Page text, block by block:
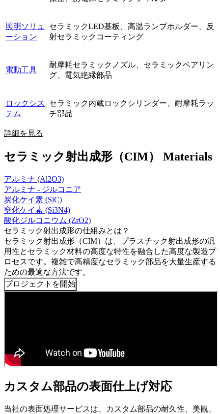
照明ソリュ
ーション
セラミックLED基板、高温ランプホルダー、反
射セラミックコーティング
電動工具
耐摩耗セラミックノズル、セラミックベアリン
グ、電気絶縁部品
ロックシス
テム
セラミック内蔵ロックシリンダー、耐摩耗ラッ
チ部品
詳細を見る
セラミック射出成形（CIM） Materials
アルミナ (Al2O3)
アルミナ - ジルコニア
炭化ケイ素 (SiC)
窒化ケイ素 (Si3N4)
酸化ジルコニウム (ZrO2)
セラミック射出成形の仕組みとは？
セラミック射出成形（CIM）は、プラスチック射出成形の汎
用性とセラミック材料の高度な特性を融合した高度な製造プ
ロセスです。複雑で高精度なセラミック部品を大量生産する
ための最適な方法です。
プロジェクトを開始
カスタム部品の表面仕上げ対応
当社の表面処理サービスは、カスタム部品の耐久性、美観、